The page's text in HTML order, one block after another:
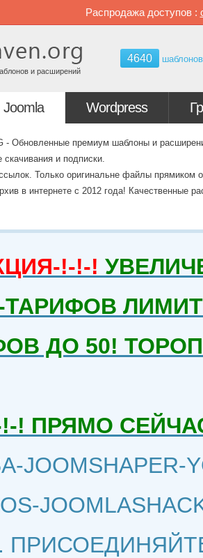
Распродажа доступов :
и расширений
4640 шаблонов
Joomla Wordpress
- Обновленные премиум шаблоны и
и подписки.
Только оригинальне файлы прямиком
в интернете с 2012 года! Качественные
!-!-!
ДО 50!
!-! ПРЯМО
JOOMSHAPER-